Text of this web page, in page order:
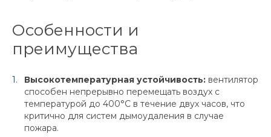
Особенности и
преимущества
Высокотемпературная устойчивость: вентилятор
способен непрерывно перемещать воздух с
температурой до 400°C в течение двух часов, что
критично для систем дымоудаления в случае
пожара.